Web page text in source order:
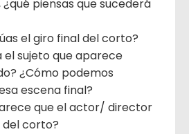
piensas que sucederá
el giro final del corto?
el sujeto que aparece
¿Cómo podemos
escena final?
que el actor/ director
del corto?